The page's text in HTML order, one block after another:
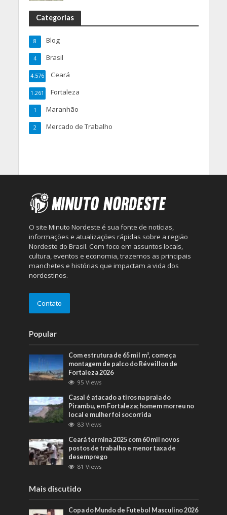
Categorias
Blog
8
Brasil
4
Ceará
4.576
Fortaleza
1.261
Maranhão
1
Mercado de Trabalho
2
O site Minuto Nordeste é sua fonte de notícias,
informações e atualizações rápidas sobre a região
Nordeste do Brasil. Com foco em assuntos locais,
cultura, eventos e economia, trazemos as principais
manchetes e histórias que impactam a vida dos
nordestinos.
Contato
Popular
Com estrutura de 65 mil m², começa
montagem de palco do Réveillon de
Fortaleza 2026
95 Views
Casal é atacado a tiros na praia do
Pirambu, em Fortaleza; homem morreu no
local e mulher foi socorrida
83 Views
Ceará termina 2025 com 60 mil novos
postos de trabalho e menor taxa de
desemprego
81 Views
Mais discutido
Copa do Mundo de Futebol Masculino 2026